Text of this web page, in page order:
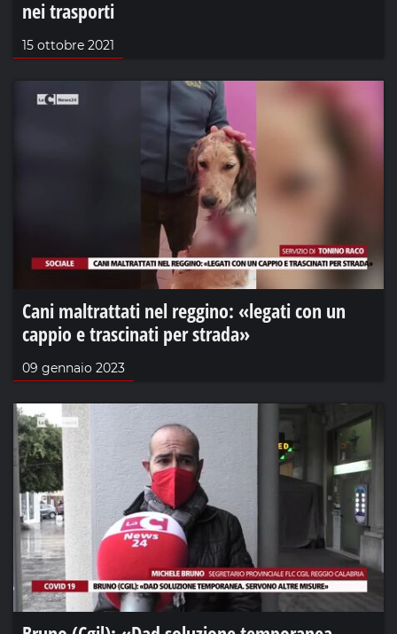
nei trasporti
15 ottobre 2021
Cani maltrattati nel reggino: «legati con un
cappio e trascinati per strada»
09 gennaio 2023